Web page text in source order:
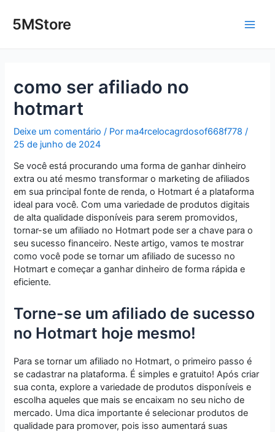
para5MStore
como ser afiliado no
hotmart
Deixe um comentário / Por ma4rcelocagrdosof668f778/
25 de junho de 2024
Se você está procurando uma forma de ganhar dinheiro
extra ou até mesmo transformar o marketing de afiliados
em sua principal fonte de renda, o Hotmart é a plataforma
ideal para você. Com uma variedade de produtos digitais
de alta qualidade disponíveis para serem promovidos,
tornar-se um afiliado no Hotmart pode ser a chave para o
seu sucesso financeiro. Neste artigo, vamos te mostrar
como você pode se tornar um afiliado de sucesso no
Hotmart e começar a ganhar dinheiro de forma rápida e
eficiente.
Torne-se um afiliado de sucesso
no Hotmart hoje mesmo!
Para se tornar um afiliado no Hotmart, o primeiro passo é
se cadastrar na plataforma. É simples e gratuito! Após criar
sua conta, explore a variedade de produtos disponíveis e
escolha aqueles que mais se encaixam no seu nicho de
mercado. Uma dica importante é selecionar produtos de
qualidade para promover, pois isso aumentará suas
navigation